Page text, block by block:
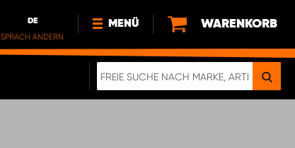
DE
SPRACH ÄNDERN
MENÜ
NEWS
WARENKORB